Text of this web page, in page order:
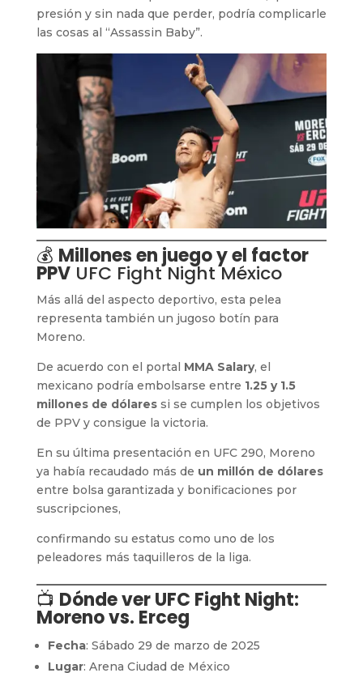
presión y sin nada que perder, podría complicarle
las cosas al “Assassin Baby”.
💰 Millones en juego y el factor
PPVUFC Fight Night México
Más allá del aspecto deportivo, esta pelea
representa también un jugoso botín para
Moreno.
De acuerdo con el portal MMA Salary, el
mexicano podría embolsarse entre 1.25 y 1.5
millones de dólaressi se cumplen los objetivos
de PPV y consigue la victoria.
En su última presentación en UFC 290, Moreno
ya había recaudado más de un millón de dólares
entre bolsa garantizada y bonificaciones por
suscripciones,
confirmando su estatus como uno de los
peleadores más taquilleros de la liga.
📺 Dónde ver UFC Fight Night:
Moreno vs. Erceg
Fecha: Sábado 29 de marzo de 2025
Lugar: Arena Ciudad de México